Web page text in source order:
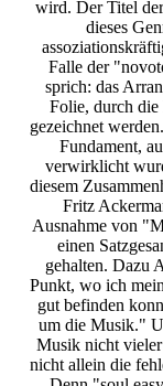
wird. Der Titel
dieses
Falle der
sprich: das
Folie, durch
gezeichnet
Fundament,
verwirklicht
diesem
Fritz
Ausnahme von
einen
gehalten. Dazu
Punkt, wo ich
gut befinden
um die Musik."
Musik nicht
nicht allein die